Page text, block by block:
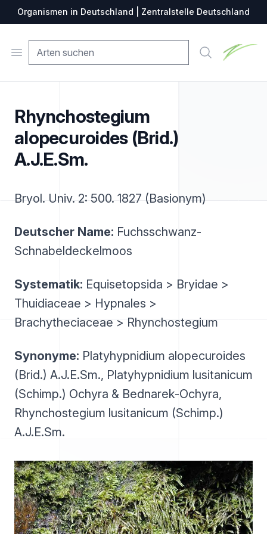
Organismen in Deutschland | Zentralstelle Deutschland
Open menu Suche
Rhynchostegium
alopecuroides (Brid.)
A.J.E.Sm.
Bryol. Univ. 2: 500. 1827 (Basionym)
Deutscher Name: Fuchsschwanz-
Schnabeldeckelmoos
Systematik: Equisetopsida > Bryidae >
Thuidiaceae > Hypnales >
Brachytheciaceae > Rhynchostegium
Synonyme: Platyhypnidium alopecuroides
(Brid.) A.J.E.Sm., Platyhypnidium lusitanicum
(Schimp.) Ochyra & Bednarek-Ochyra,
Rhynchostegium lusitanicum (Schimp.)
A.J.E.Sm.